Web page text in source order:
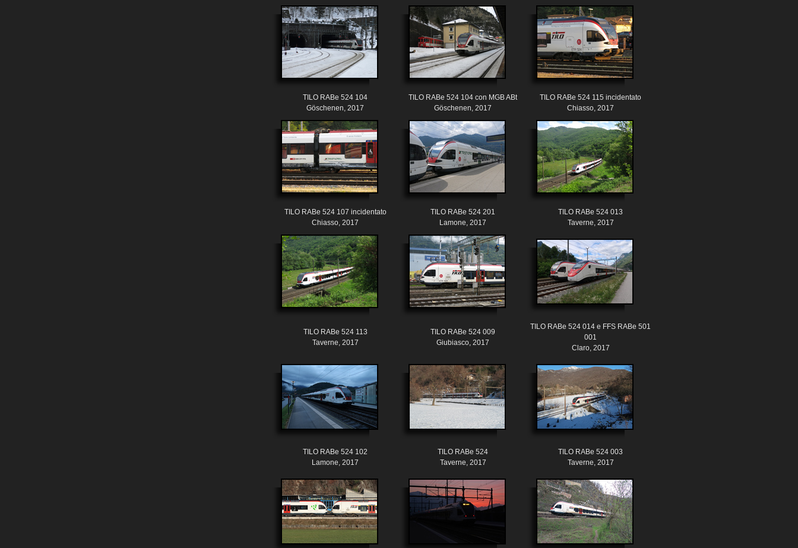
TILO RABe 524 104
Göschenen, 2017
TILO RABe 524 104 con MGB ABt
Göschenen, 2017
TILO RABe 524 115 incidentato
Chiasso, 2017
TILO RABe 524 107 incidentato
Chiasso, 2017
TILO RABe 524 201
Lamone, 2017
TILO RABe 524 013
Taverne, 2017
TILO RABe 524 113
Taverne, 2017
TILO RABe 524 009
Giubiasco, 2017
TILO RABe 524 014 e FFS RABe 501
001
Claro, 2017
TILO RABe 524 102
Lamone, 2017
TILO RABe 524
Taverne, 2017
TILO RABe 524 003
Taverne, 2017